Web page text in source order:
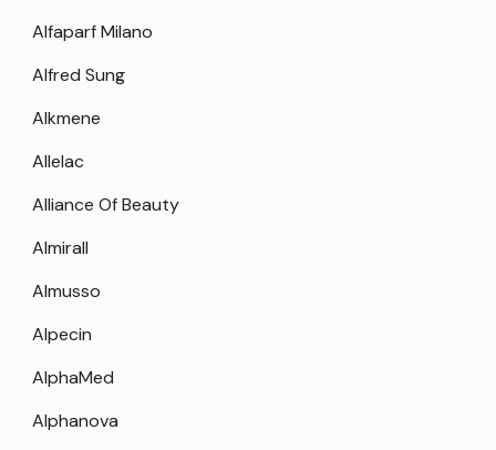
Alfaparf Milano
Alfred Sung
Alkmene
Allelac
Alliance Of Beauty
Almirall
Almusso
Alpecin
AlphaMed
Alphanova